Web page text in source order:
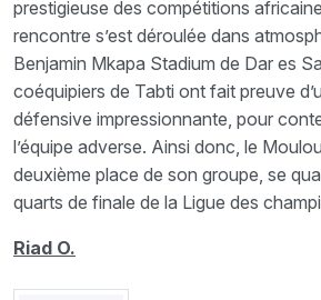
prestigieuse des compétitions
rencontre s’est déroulée dans
Benjamin Mkapa Stadium de Dar es
coéquipiers de Tabti ont fait preuve
défensive impressionnante, pour
l’équipe adverse. Ainsi donc, le
deuxième place de son groupe, se
quarts de finale de la Ligue des
Riad O.